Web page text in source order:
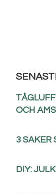
OCH
3 SAKER
DIY: